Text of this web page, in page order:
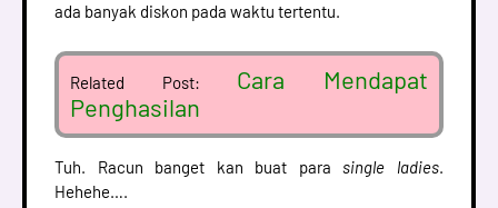
ada banyak diskon pada waktu tertentu.
Related Post: Cara Mendapat
Penghasilan
Tuh. Racun banget kan buat parasingle ladies.
Hehehe….